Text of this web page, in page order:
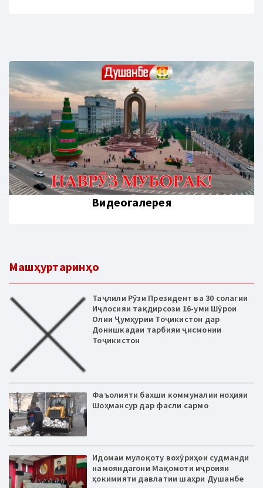
Видеогалерея
Машҳуртаринҳо
Таҷлили Рӯзи Президент ва 30 солагии
Иҷлосияи тақдирсози 16-уми Шӯрои
Олии Ҷумҳурии Тоҷикистон дар
Донишкадаи тарбияи ҷисмонии
Тоҷикистон
Фаъолияти бахши коммуналии ноҳияи
Шоҳмансур дар фасли сармо
Идомаи мулоқоту вохӯриҳои судманди
намояндагони Мақомоти иҷроияи
ҳокимияти давлатии шаҳри Душанбе